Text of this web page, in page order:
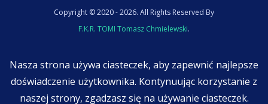
Nasza strona używa ciasteczek, aby zapewnić najlepsze
doświadczenie użytkownika. Kontynuując korzystanie z
naszej strony, zgadzasz się na używanie ciasteczek.
Copyright © 2020 - 2026. All Rights Reserved By
F.K.R. TOMI Tomasz Chmielewski.